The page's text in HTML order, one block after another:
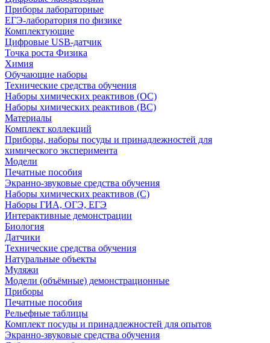
Приборы лабораторные
ЕГЭ-лаборатория по физике
Комплектующие
Цифровые USB-датчик
Точка роста Физика
Химия
Обучающие наборы
Технические средства обучения
Наборы химических реактивов (ОС)
Наборы химических реактивов (ВС)
Материалы
Комплект коллекций
Приборы, наборы посуды и принадлежностей для
химического эксперимента
Модели
Печатные пособия
Экранно-звуковые средства обучения
Наборы химических реактивов (С)
Наборы ГИА, ОГЭ, ЕГЭ
Интерактивные демонстрации
Биология
Датчики
Технические средства обучения
Натуральные объекты
Муляжи
Модели (объёмные) демонстрационные
Приборы
Печатные пособия
Рельефные таблицы
Комплект посуды и принадлежностей для опытов
Экранно-звуковые средства обучения